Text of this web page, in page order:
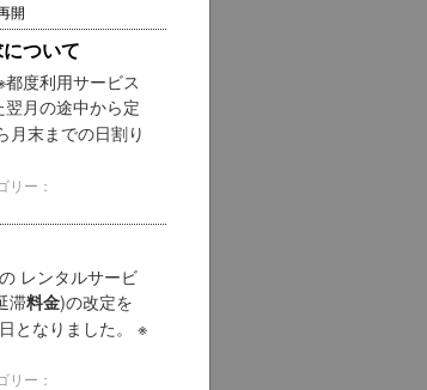
開
ついて
度利用サービス
月の途中から定
月末までの日割り
リー：
レンタルサービ
滞料金)の改定を
となりました。 ※
リー：